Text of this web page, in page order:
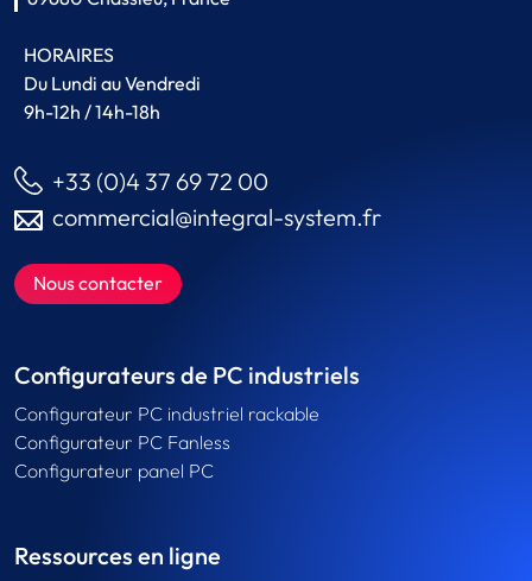
HORAIRES
Du Lundi au Vendredi
9h-12h / 14h-18h
+33 (0)4 37 69 72 00
commercial@integral-system.fr
Nous contacter
Configurateurs de PC industriels
Configurateur PC industriel rackable
Configurateur PC Fanless
Configurateur panel PC
Ressources en ligne